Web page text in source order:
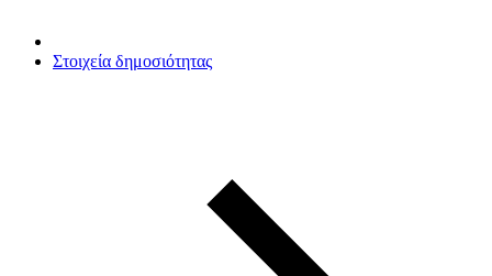
Στοιχεία δημοσιότητας